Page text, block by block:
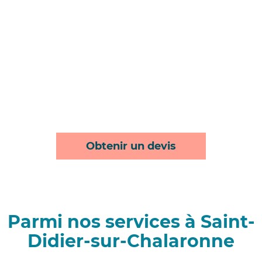
Obtenir un devis
Parmi nos services à Saint-
Didier-sur-Chalaronne